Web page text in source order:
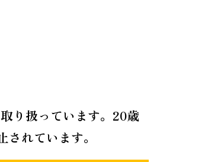
り扱っています。20歳
れています。